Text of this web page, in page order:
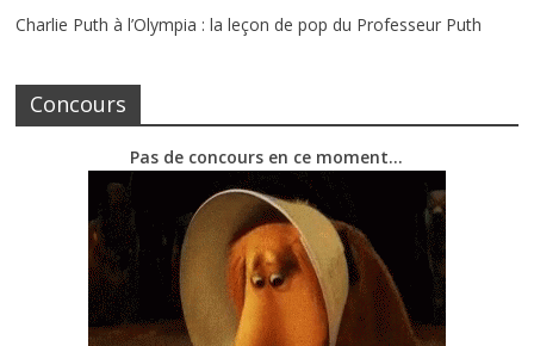
Charlie Puth à l’Olympia : la leçon de pop du Professeur Puth
Concours
Pas de concours en ce moment…